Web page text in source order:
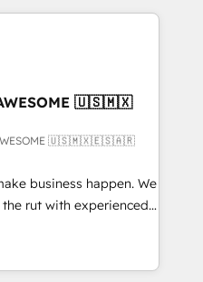
inefficiencies, improve
• CRM
• RevOps &
What
into your
in
enterprise
and those with
🇺🇸🇲🇽
AWESOME 🇺🇸🇲🇽🇪🇸🇦🇷
business happen. We
rut with experienced,
HubSpot
and Operations Hub,
with your customers